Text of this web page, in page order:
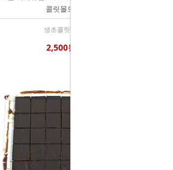
콜릿몰드)
생초콜릿 틀
2,500원